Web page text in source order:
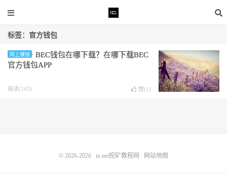
标签：官方钱包
网上赚钱
BEC钱包在哪下载？在哪下载BEC
官方钱包APP
阅读(143) 赞(1 )
© 2026-2026 io.net挖矿教程网 网站地图